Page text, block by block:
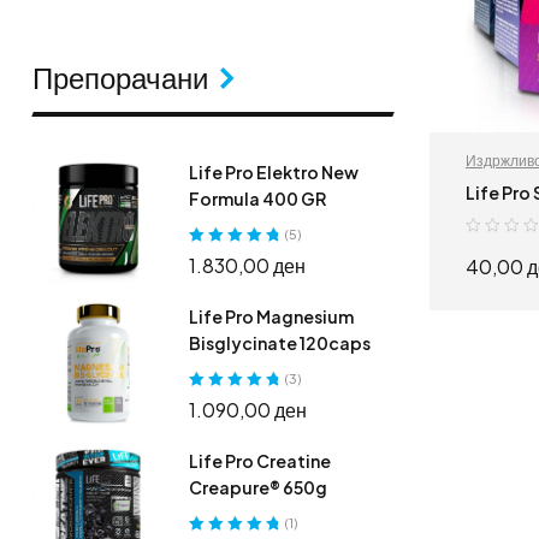
килограми
Life Pro
40,00
Препорачани
Life Pro Elektro New
Formula 400 GR
Оценето
5.00
(5)
1.830,00ден
Life Pro Magnesium
Bisglycinate 120caps
Оценето
5.00
(3)
1.090,00ден
Life Pro Creatine
Creapure® 650g
(1)